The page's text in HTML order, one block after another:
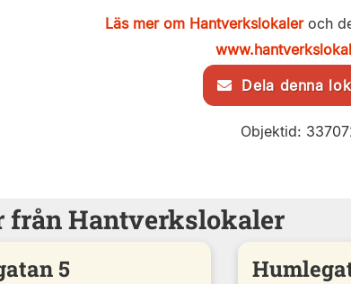
Läs mer om Hantverkslokaleroch
Dela denna
Objektid:
från Hantverkslokaler
5